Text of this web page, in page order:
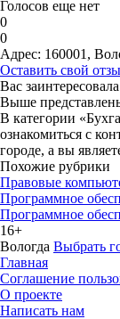
Голосов еще нет
0
0
Адрес: 160001,
Оставить свой
Вас
Выше
В категории
ознакомиться с
городе, а вы
Похожие рубрики
Правовые
Программное
Программное
16+
Вологда Выбрать
Главная
Соглашение
О проекте
Написать нам